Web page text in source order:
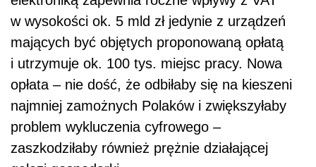
– Te 4–6 proc. opłaty reprograficznej
zaszkodziłoby producentom tańszego sprzętu,
który często ludziom mniej zarabiającym jest
niezbędny do tego, żeby móc pracować czy
uczyć się zdalnie. Taki sprzęt stałby się
niedostępny, nie opłacałoby się go już
na polskim rynku sprzedawać. Mielibyśmy
sytuację podobną jak we Francji, gdzie na